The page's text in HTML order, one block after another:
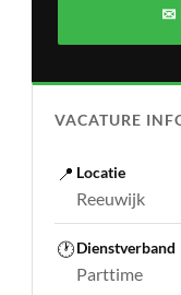
✉
VACATURE
📍 Locatie
Reeuwijk
🕐Dienstverband
Parttime